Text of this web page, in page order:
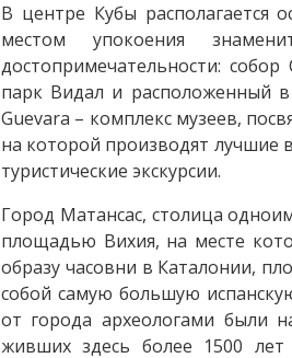
В центре Кубы располагается
местом упокоения
достопримечательности:
парк Видал и расположенный
Guevara – комплекс музеев,
на которой производят лучшие
туристические экскурсии.
Город Матансас, столица
площадью Вихия, на месте
образу часовни в Каталонии,
собой самую большую
от города археологами были
живших здесь более 1500